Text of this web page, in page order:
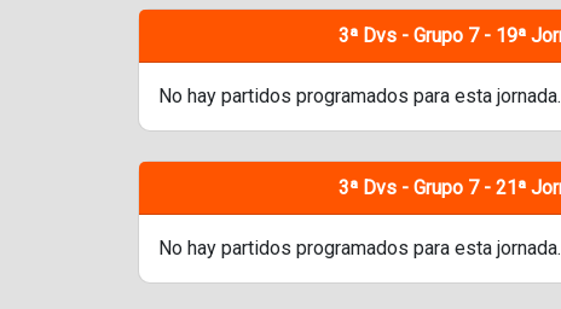
3ª Dvs - Grupo 7 - 19ª
No hay partidos programados para esta jornada.
3ª Dvs - Grupo 7 - 21ª
No hay partidos programados para esta jornada.